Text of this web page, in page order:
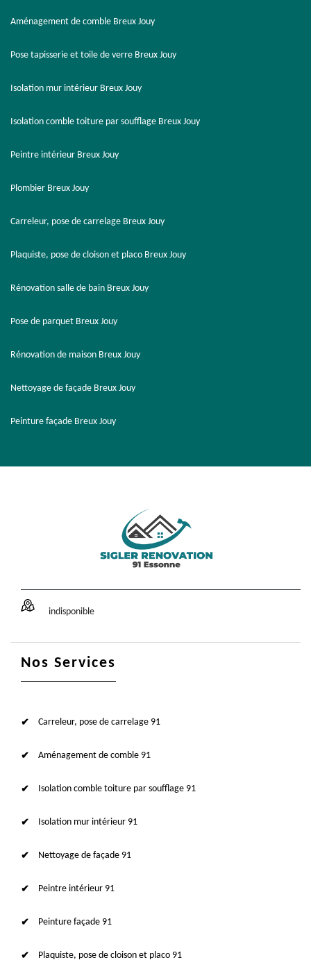
Aménagement de comble Breux Jouy
Pose tapisserie et toile de verre Breux Jouy
Isolation mur intérieur Breux Jouy
Isolation comble toiture par soufflage Breux Jouy
Peintre intérieur Breux Jouy
Plombier Breux Jouy
Carreleur, pose de carrelage Breux Jouy
Plaquiste, pose de cloison et placo Breux Jouy
Rénovation salle de bain Breux Jouy
Pose de parquet Breux Jouy
Rénovation de maison Breux Jouy
Nettoyage de façade Breux Jouy
Peinture façade Breux Jouy
indisponible
Nos Services
Carreleur, pose de carrelage 91
Aménagement de comble 91
Isolation comble toiture par soufflage 91
Isolation mur intérieur 91
Nettoyage de façade 91
Peintre intérieur 91
Peinture façade 91
Plaquiste, pose de cloison et placo 91